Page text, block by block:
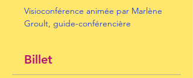
Visioconférence animée par Marlène
Groult, guide-conférencière
Billet